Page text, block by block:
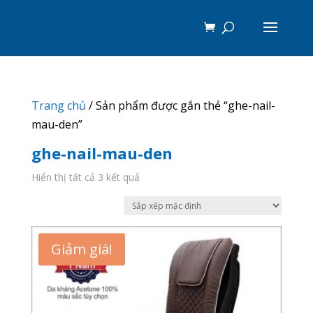
Trang chủ / Sản phẩm được gắn thẻ “ghe-nail-
mau-den”
ghe-nail-mau-den
Hiển thị tất cả 3 kết quả
Giảm giá!